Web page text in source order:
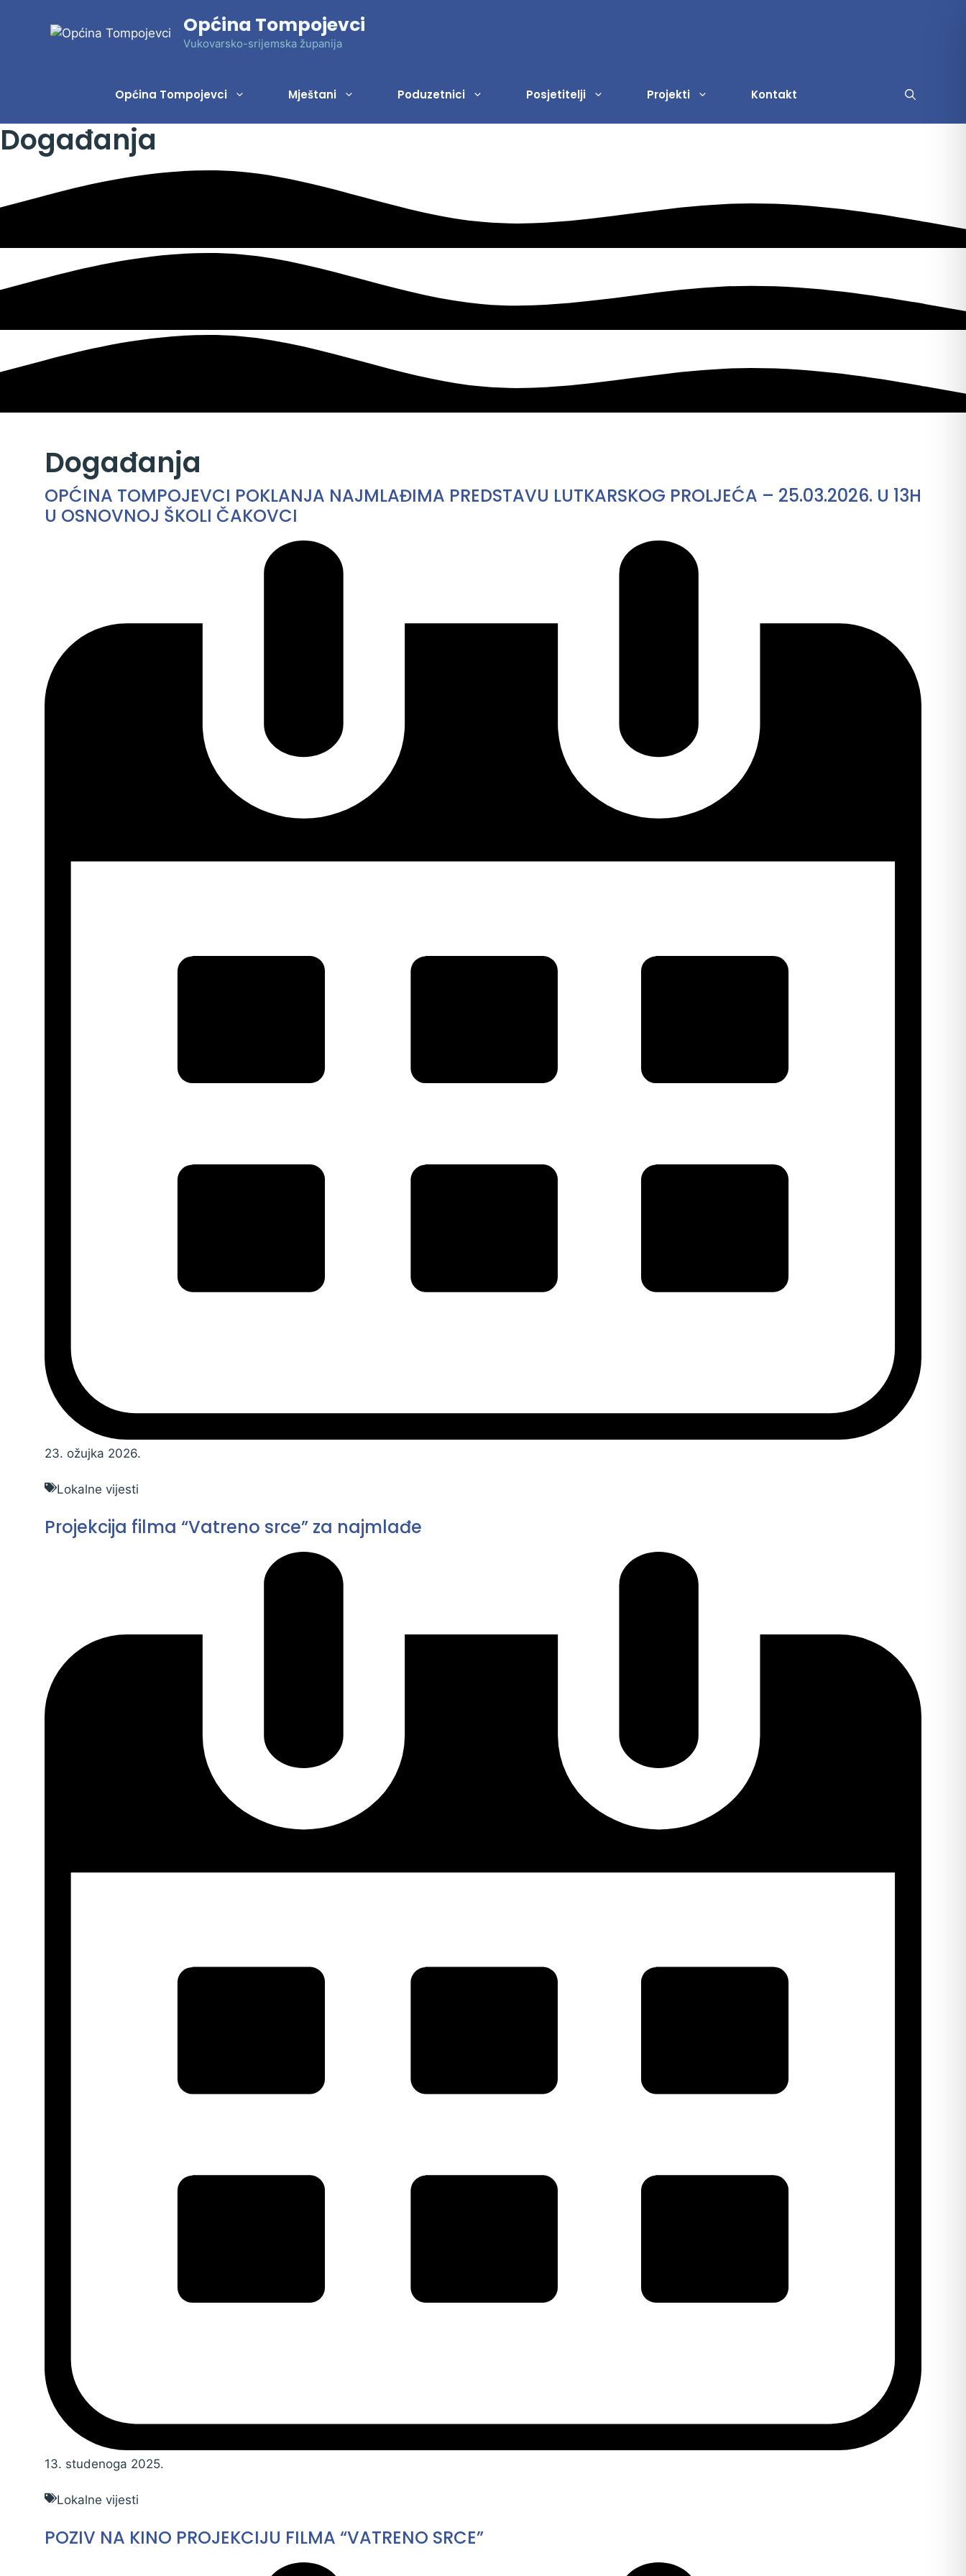
Općina Tompojevci
Vukovarsko-srijemska županija
Općina Tompojevci Mještani Poduzetnici Posjetitelji Projekti Kontakt
Događanja
Događanja
OPĆINA TOMPOJEVCI POKLANJA NAJMLAĐIMA PREDSTAVU LUTKARSKOG PROLJEĆA – 25.03.2026. U 13H
U OSNOVNOJ ŠKOLI ČAKOVCI
23. ožujka 2026.
Lokalne vijesti
Projekcija filma “Vatreno srce” za najmlađe
13. studenoga 2025.
Lokalne vijesti
POZIV NA KINO PROJEKCIJU FILMA “VATRENO SRCE”